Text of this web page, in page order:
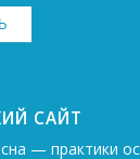
САЙТ
— практики